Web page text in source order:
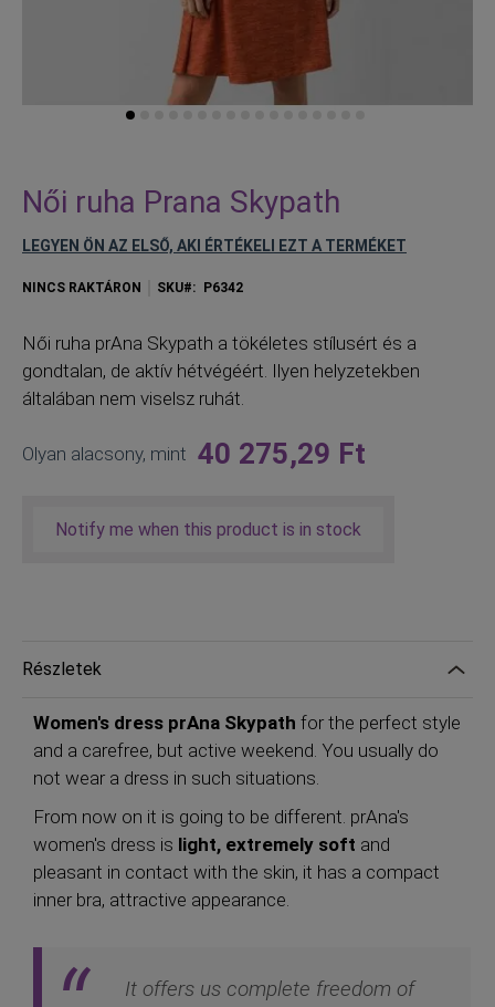
to
the
beginning
the
gallery
Női ruha Prana Skypath
LEGYEN ÖN AZ ELSŐ, AKI ÉRTÉKELI EZT A TERMÉKET
NINCS RAKTÁRON SKU P6342
Női ruha prAna Skypath a tökéletes stílusért és a
gondtalan, de aktív hétvégéért. Ilyen helyzetekben
általában nem viselsz ruhát.
Olyan alacsony, mint 40 275,29 Ft
Notify me when this product is in stock
Részletek
Women's dress prAna Skypath for the perfect style
and a carefree, but active weekend. You usually do
not wear a dress in such situations.
From now on it is going to be different. prAna's
women's dress is light, extremely soft and
pleasant in contact with the skin, it has a compact
inner bra, attractive appearance.
It offers us complete freedom of